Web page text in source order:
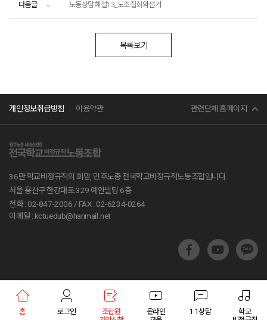
다음글 노동상담해설13_노조집회와선거
목록보기
개인정보취급방침 이용약관 관련단체 홈페이지
민주노총
전교조
진보당
학교알리미
교육통계서비스
36만 학교비정규직의 희망, 민주노총 전국학교비정규직노동조합입니다.
서울 용산구 한강대로 329 예안빌딩 6층
전화 : 02-847-2006 / FAX : 02-6234-0264
이메일 : kctuedub@hanmail.net
홈 로그인
조합원
온라인
1:1상담
학교